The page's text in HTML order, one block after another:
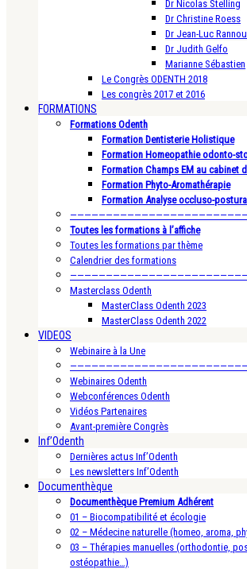
Dr Nicolas Stelling
Dr Christine Roess
Dr Jean-Luc Rannou
Dr Judith Gelfo
Marianne Sébastien
Le Congrès ODENTH 2018
Les congrès 2017 et 2016
FORMATIONS
Formations Odenth
Formation Dentisterie Holistique
Formation Homeopathie odonto-
Formation Champs EM au cabinet
Formation Phyto-Aromathérapie
Formation Analyse occluso-
Toutes les formations à l’affiche
Toutes les formations par thème
Calendrier des formations
Masterclass Odenth
MasterClass Odenth 2023
MasterClass Odenth 2022
VIDEOS
Webinaire à la Une
Webinaires Odenth
Webconférences Odenth
Vidéos Partenaires
Avant-première Congrès
Inf’Odenth
Dernières actus Inf’Odenth
Les newsletters Inf’Odenth
Documenthèque
Documenthèque Premium Adhérent
01 – Biocompatibilité et écologie
02 – Médecine naturelle (homeo, aroma,
03 – Thérapies manuelles (orthodontie,
ostéopathie…)